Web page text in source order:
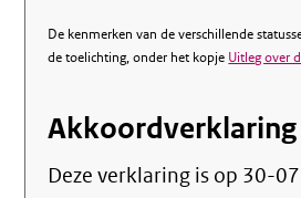
De kenmerken van de verschillende
de toelichting, onder het kopje Uitleg over
Akkoordverklaring
Deze verklaring is op 30-